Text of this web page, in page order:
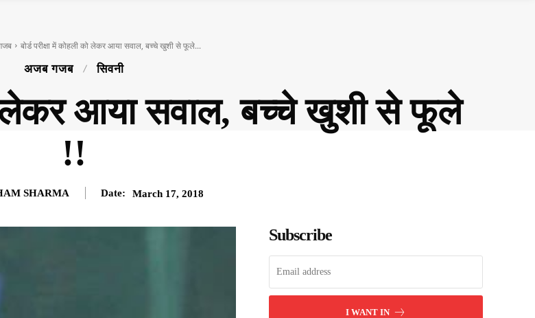
बोर्ड परीक्षा में कोहली को लेकर आया सवाल, बच्चे खुशी से फूले...
अजब गजब सिवनी
लेकर आया सवाल, बच्चे खुशी से फूले
!!
SHARMA Date: March 17, 2018
Subscribe
I WANT IN